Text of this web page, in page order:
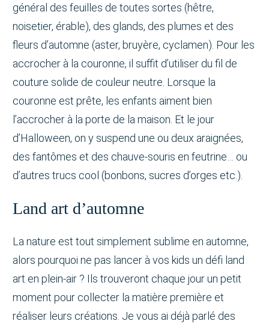
général des feuilles de toutes sortes (hêtre,
noisetier, érable), des glands, des plumes et des
fleurs d’automne (aster, bruyère, cyclamen). Pour les
accrocher à la couronne, il suffit d’utiliser du fil de
couture solide de couleur neutre. Lorsque la
couronne est prête, les enfants aiment bien
l’accrocher à la porte de la maison. Et le jour
d’Halloween, on y suspend une ou deux araignées,
des fantômes et des chauve-souris en feutrine… ou
d’autres trucs cool (bonbons, sucres d’orges etc.).
Land art d’automne
La nature est tout simplement sublime en automne,
alors pourquoi ne pas lancer à vos kids un défi land
art en plein-air ? Ils trouveront chaque jour un petit
moment pour collecter la matière première et
réaliser leurs créations. Je vous ai déjà parlé des